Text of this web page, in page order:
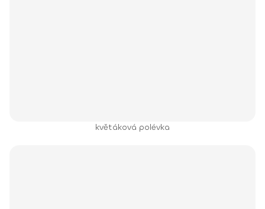
květáková polévka